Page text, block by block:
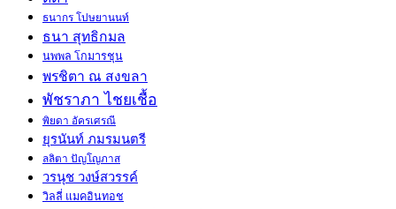
ธนากร โปษยานนท์
ธนา สุทธิกมล
นพพล โกมารชุน
พรชิตา ณ สงขลา
พัชราภา ไชยเชื้อ
พิยดา อัครเศรณี
ยุรนันท์ ภมรมนตรี
ลลิตา ปัญโญภาส
วรนุช วงษ์สวรรค์
วิลลี่ แมคอินทอช